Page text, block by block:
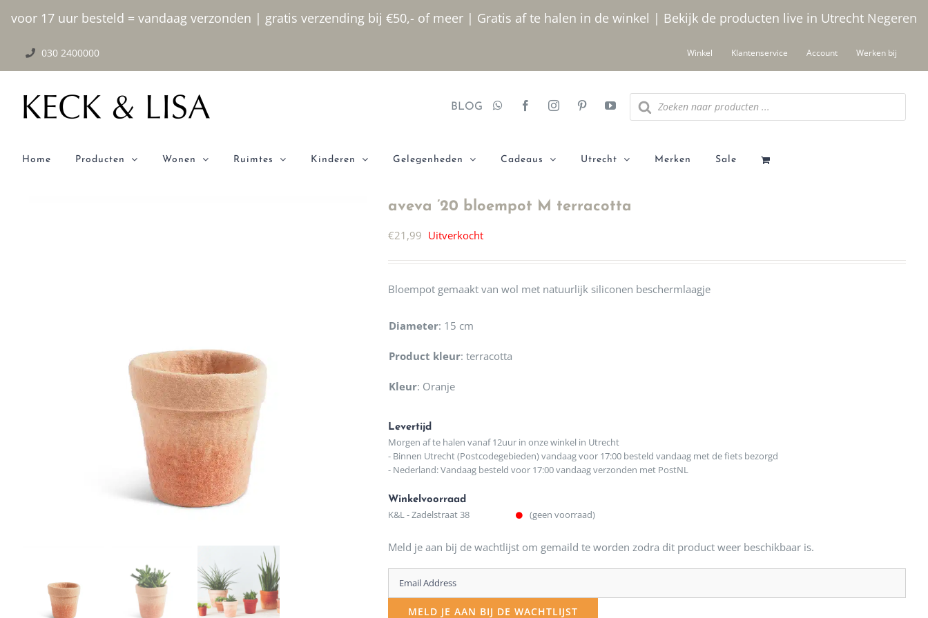
voor 17 uur besteld = vandaag verzonden | gratis verzending bij €50,- of meer | Gratis af te halen in de winkel | Bekijk de producten live in Utrecht Negeren
inhoud
030 2400000 Winkel Klantenservice Account Werken bij
BLOG
Producten
zoeken
Home Producten Wonen Ruimtes Kinderen Gelegenheden Cadeaus Utrecht Merken Sale
aveva ’20 bloempot M terracotta
€21,99 Uitverkocht
Bloempot gemaakt van wol met natuurlijk siliconen beschermlaagje
Diameter: 15 cm
Product kleur: terracotta
Kleur: Oranje
Levertijd
Morgen af te halen vanaf 12uur in onze winkel in Utrecht
- Binnen Utrecht (Postcodegebieden) vandaag voor 17:00 besteld vandaag met de fiets bezorgd
- Nederland: Vandaag besteld voor 17:00 vandaag verzonden met PostNL
Winkelvoorraad
K&L - Zadelstraat 38 (geen voorraad)
Meld je aan bij de wachtlijst om gemaild te worden zodra dit product weer beschikbaar is.
Enter
your
MELD JE AAN BIJ DE WACHTLIJST